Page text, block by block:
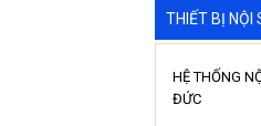
THIẾT BỊ NỘI
HỆ THỐNG
ĐỨC